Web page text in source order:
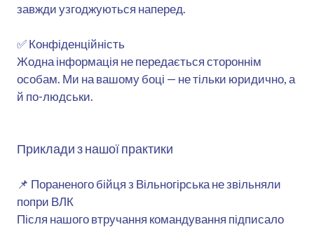
завжди узгоджуються наперед.
✅ Конфіденційність
Жодна інформація не передається стороннім
особам. Ми на вашому боці — не тільки юридично, а
й по-людськи.
Приклади з нашої практики
📌 Пораненого бійця з Вільногірська не звільняли
попри ВЛК
Після нашого втручання командування підписало